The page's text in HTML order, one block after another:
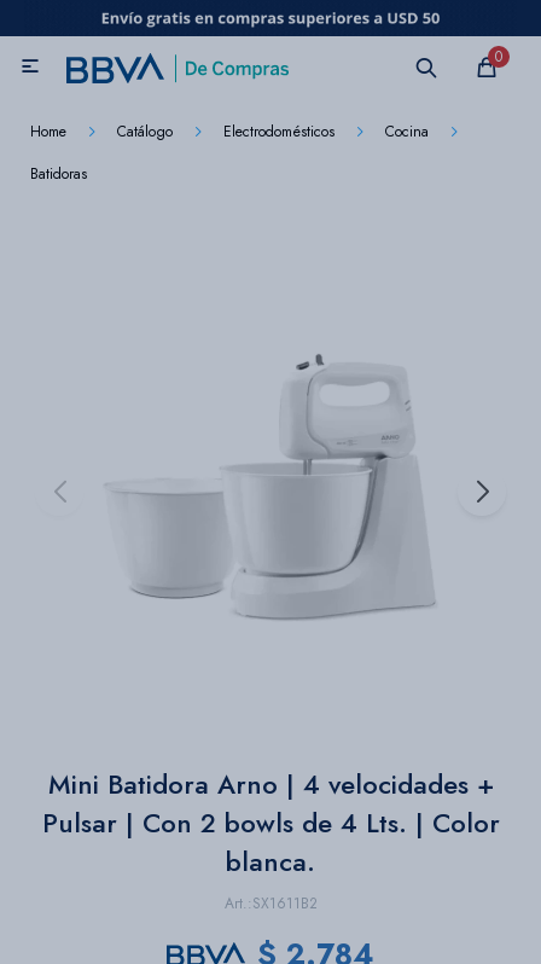
0

Home Catálogo Electrodomésticos
Cocina
Batidoras
Mini Batidora Arno | 4 velocidades +
Pulsar | Con 2 bowls de 4 Lts. | Color
blanca.
SX1611B2
$ 2.784
MI CUENTA